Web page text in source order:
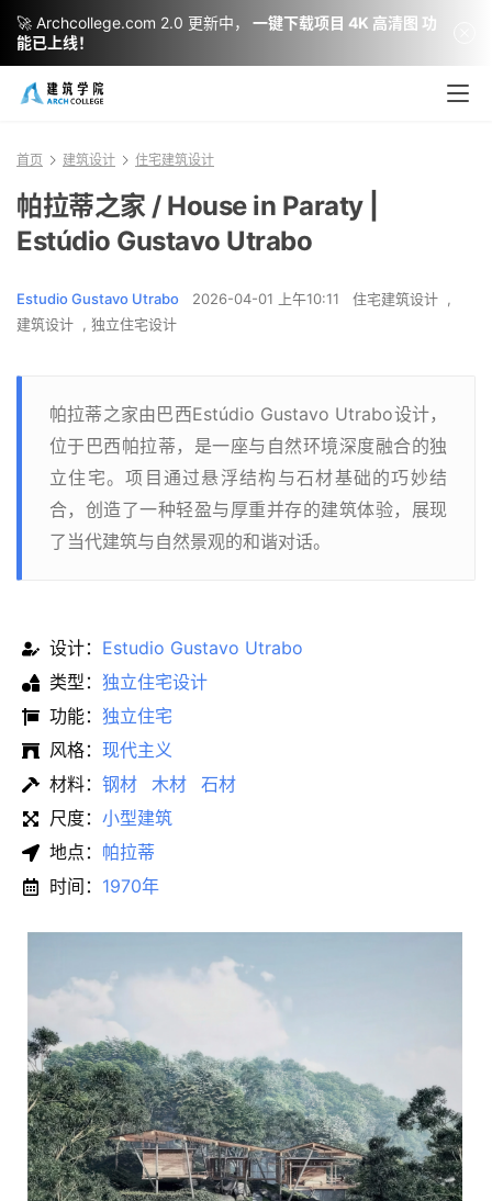
首页 建筑设计 住宅建筑设计
帕拉蒂之家 / House in Paraty |
Estúdio Gustavo Utrabo
Estudio Gustavo Utrabo 2026-04-01 上午10:11 住宅建筑设计 ,
建筑设计 , 独立住宅设计
帕拉蒂之家由巴西Estúdio Gustavo Utrabo设计，
位于巴西帕拉蒂，是一座与自然环境深度融合的独
立住宅。项目通过悬浮结构与石材基础的巧妙结
合，创造了一种轻盈与厚重并存的建筑体验，展现
了当代建筑与自然景观的和谐对话。
设计： Estudio Gustavo Utrabo
类型： 独立住宅设计
功能： 独立住宅
风格： 现代主义
材料： 钢材 木材
石材
尺度： 小型建筑
地点： 帕拉蒂
时间： 1970年
🚀 Archcollege.com 2.0 更新中，
一键下载项目 4K 高清图 功
能已上线！